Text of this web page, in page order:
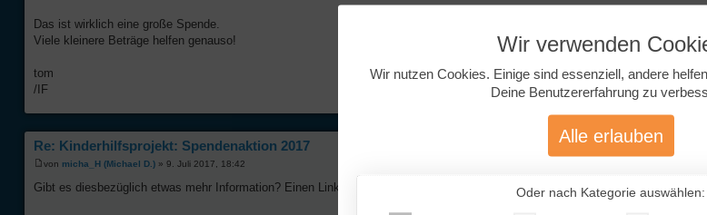
Das ist wirklich eine große Spende.
Viele kleinere Beträge helfen genauso!
tom
/IF
Re: Kinderhilfsprojekt: Spendenaktion 2017
von micha_H (Michael D.) » 9. Juli 2017, 18:42
Gibt es diesbezüglich etwas mehr Information? Einen Link oder sonstiges?
Wir verwenden
Wir nutzen Cookies. Einige sind essenziell, andere
Deine Benutzererfahrung zu
Alle erlauben
Oder nach Kategorie auswählen: